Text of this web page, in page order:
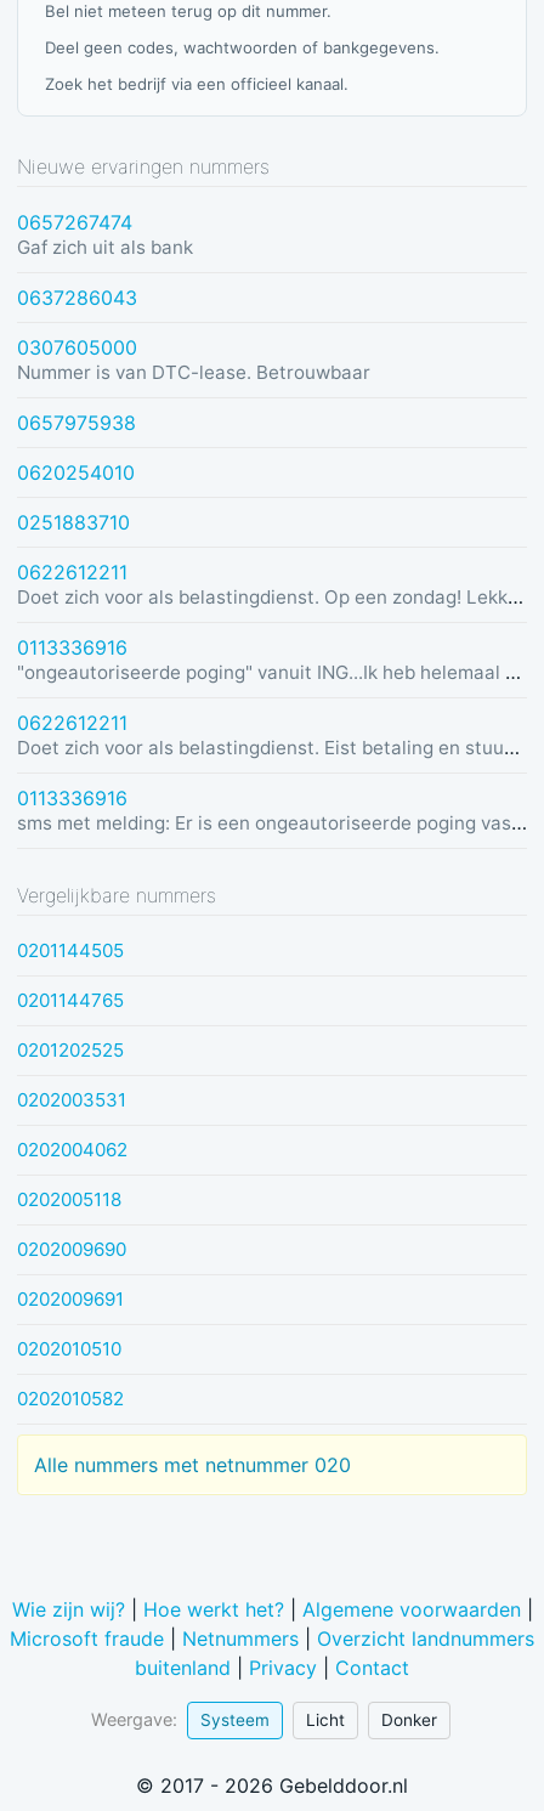
Bel niet meteen terug op dit nummer.
Deel geen codes, wachtwoorden of bankgegevens.
Zoek het bedrijf via een officieel kanaal.
Nieuwe ervaringen nummers
0657267474
Gaf zich uit als bank
0637286043
0307605000
Nummer is van DTC-lease. Betrouwbaar
0657975938
0620254010
0251883710
0622612211
Doet zich voor als belastingdienst. Op een zondag! Lekker dom
0113336916
"ongeautoriseerde poging" vanuit ING...Ik heb helemaal geen rekening bij ING :)
0622612211
Doet zich voor als belastingdienst. Eist betaling en stuurt link in bericht met dreiging van beslaglegging.
0113336916
sms met melding: Er is een ongeautoriseerde poging vastgesteld vanuit Duitsland was u dit niet? Bel de alarmlijn op 0113336916
Vergelijkbare nummers
0201144505
0201144765
0201202525
0202003531
0202004062
0202005118
0202009690
0202009691
0202010510
0202010582
Alle nummers met netnummer 020
Wie zijn wij?| Hoe werkt het?| Algemene voorwaarden|
Microsoft fraude
Netnummers
Overzicht landnummers
buitenland
Privacy Contact
Weergave: Systeem Licht Donker
© 2017 - 2026 Gebelddoor.nl